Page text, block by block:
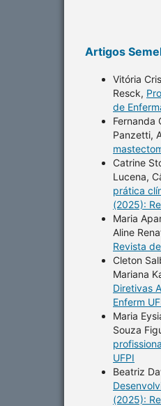
Artigos
Vitória
Resck,
de
Fernanda
Panzetti,
Catrine
Lucena,
prática
(2025):
Maria
Aline
Revista
Cleton
Mariana
Diretivas
Enferm
Maria
Souza
UFPI
Beatriz
(2025):